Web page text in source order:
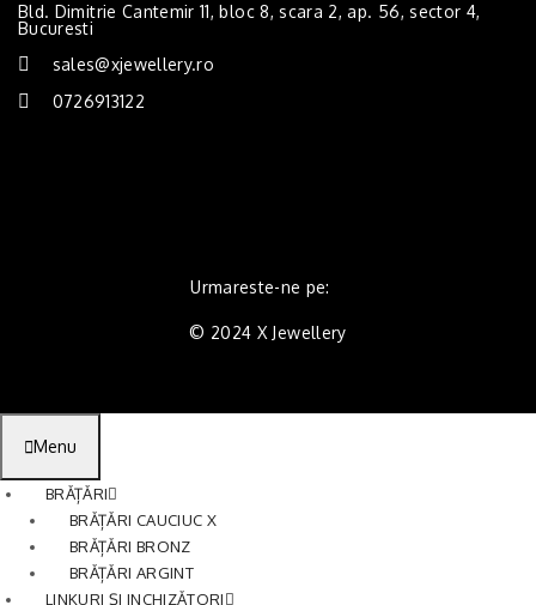
Bld. Dimitrie Cantemir 11, bloc 8, scara 2, ap. 56, sector 4,
Bucuresti
sales@xjewellery.ro
0726913122
Urmareste-ne pe:
© 2024 X Jewellery
Menu
BRĂȚĂRI
BRĂȚĂRI CAUCIUC X
BRĂȚĂRI BRONZ
BRĂȚĂRI ARGINT
LINKURI ȘI INCHIZĂTORI